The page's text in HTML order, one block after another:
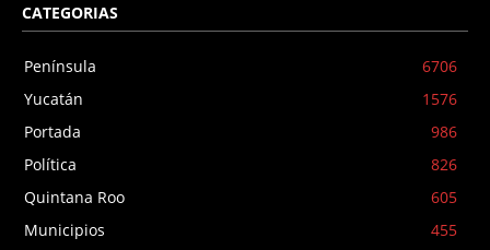
CATEGORIAS
Península
6706
Yucatán
1576
Portada
986
Política
826
Quintana Roo
605
Municipios
455